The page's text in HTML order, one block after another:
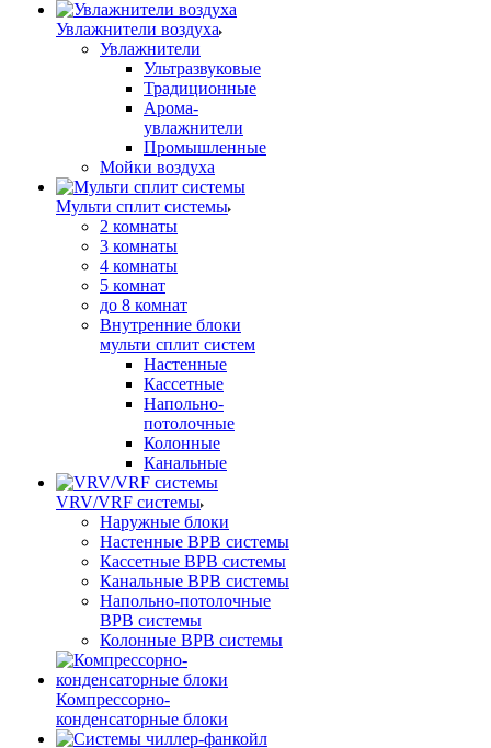
Увлажнители воздуха
Увлажнители
Ультразвуковые
Традиционные
Арома-
увлажнители
Промышленные
Мойки воздуха
Мульти сплит системы
2 комнаты
3 комнаты
4 комнаты
5 комнат
до 8 комнат
Внутренние блоки
мульти сплит систем
Настенные
Кассетные
Напольно-
потолочные
Колонные
Канальные
VRV/VRF системы
Наружные блоки
Настенные ВРВ системы
Кассетные ВРВ системы
Канальные ВРВ системы
Напольно-потолочные
ВРВ системы
Колонные ВРВ системы
Компрессорно-
конденсаторные блоки